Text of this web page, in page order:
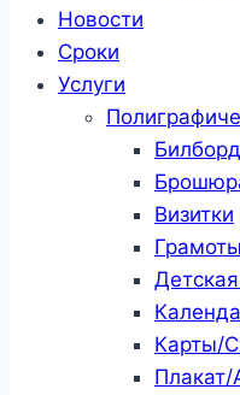
Новости
Сроки
Услуги
Визитки
Карты/